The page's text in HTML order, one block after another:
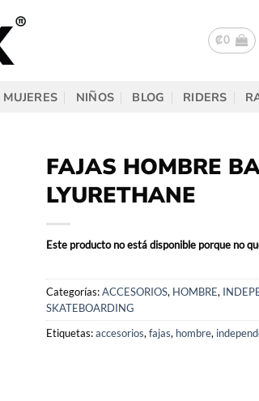
₡0
MUJERES NIÑOS BLOG RIDERS
FAJAS HOMBRE
LYURETHANE
Este producto no está disponible porque no
Categorías:ACCESORIOS, HOMBRE,
SKATEBOARDING
Etiquetas:accesorios, fajas, hombre,